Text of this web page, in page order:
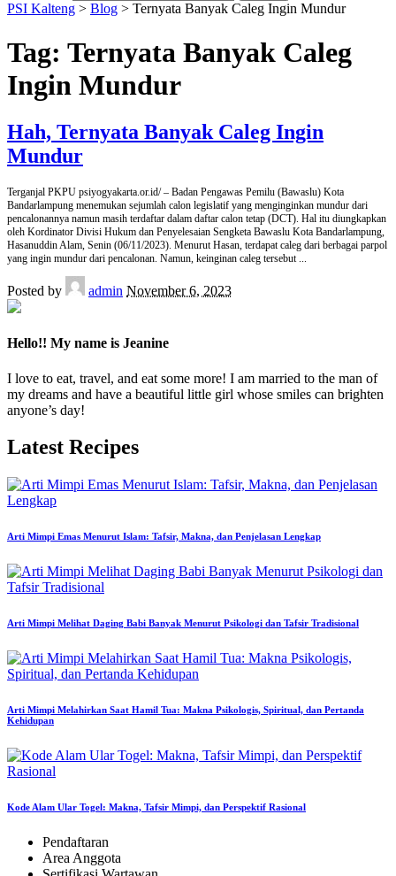
PSI Kalteng > Blog > Ternyata Banyak Caleg Ingin Mundur
Tag: Ternyata Banyak Caleg
Ingin Mundur
Hah, Ternyata Banyak Caleg Ingin
Mundur
Terganjal PKPU psiyogyakarta.or.id/ – Badan Pengawas Pemilu (Bawaslu) Kota
Bandarlampung menemukan sejumlah calon legislatif yang menginginkan mundur dari
pencalonannya namun masih terdaftar dalam daftar calon tetap (DCT). Hal itu diungkapkan
oleh Kordinator Divisi Hukum dan Penyelesaian Sengketa Bawaslu Kota Bandarlampung,
Hasanuddin Alam, Senin (06/11/2023). Menurut Hasan, terdapat caleg dari berbagai parpol
yang ingin mundur dari pencalonan. Namun, keinginan caleg tersebut ...
Posted by admin November 6, 2023
Hello!! My name is Jeanine
I love to eat, travel, and eat some more! I am married to the man of
my dreams and have a beautiful little girl whose smiles can brighten
anyone’s day!
Latest Recipes
Arti Mimpi Emas Menurut Islam: Tafsir, Makna, dan Penjelasan Lengkap
Arti Mimpi Melihat Daging Babi Banyak Menurut Psikologi dan Tafsir Tradisional
Arti Mimpi Melahirkan Saat Hamil Tua: Makna Psikologis, Spiritual, dan Pertanda
Kehidupan
Kode Alam Ular Togel: Makna, Tafsir Mimpi, dan Perspektif Rasional
Pendaftaran
Area Anggota